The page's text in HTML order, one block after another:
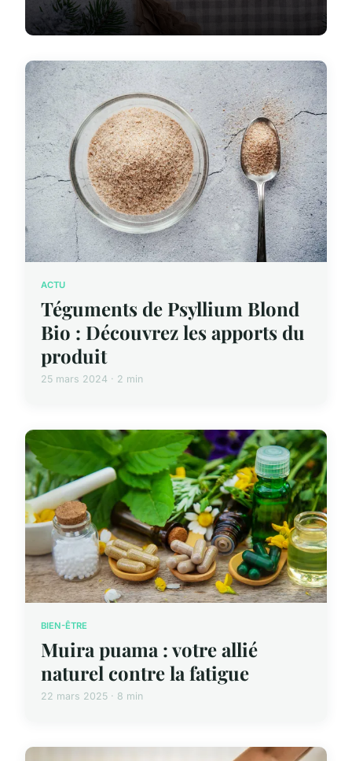
ACTU
Téguments de Psyllium Blond
Bio : Découvrez les apports du
produit
25 mars 2024 · 2 min
BIEN-ÊTRE
Muira puama : votre allié
naturel contre la fatigue
22 mars 2025 · 8 min